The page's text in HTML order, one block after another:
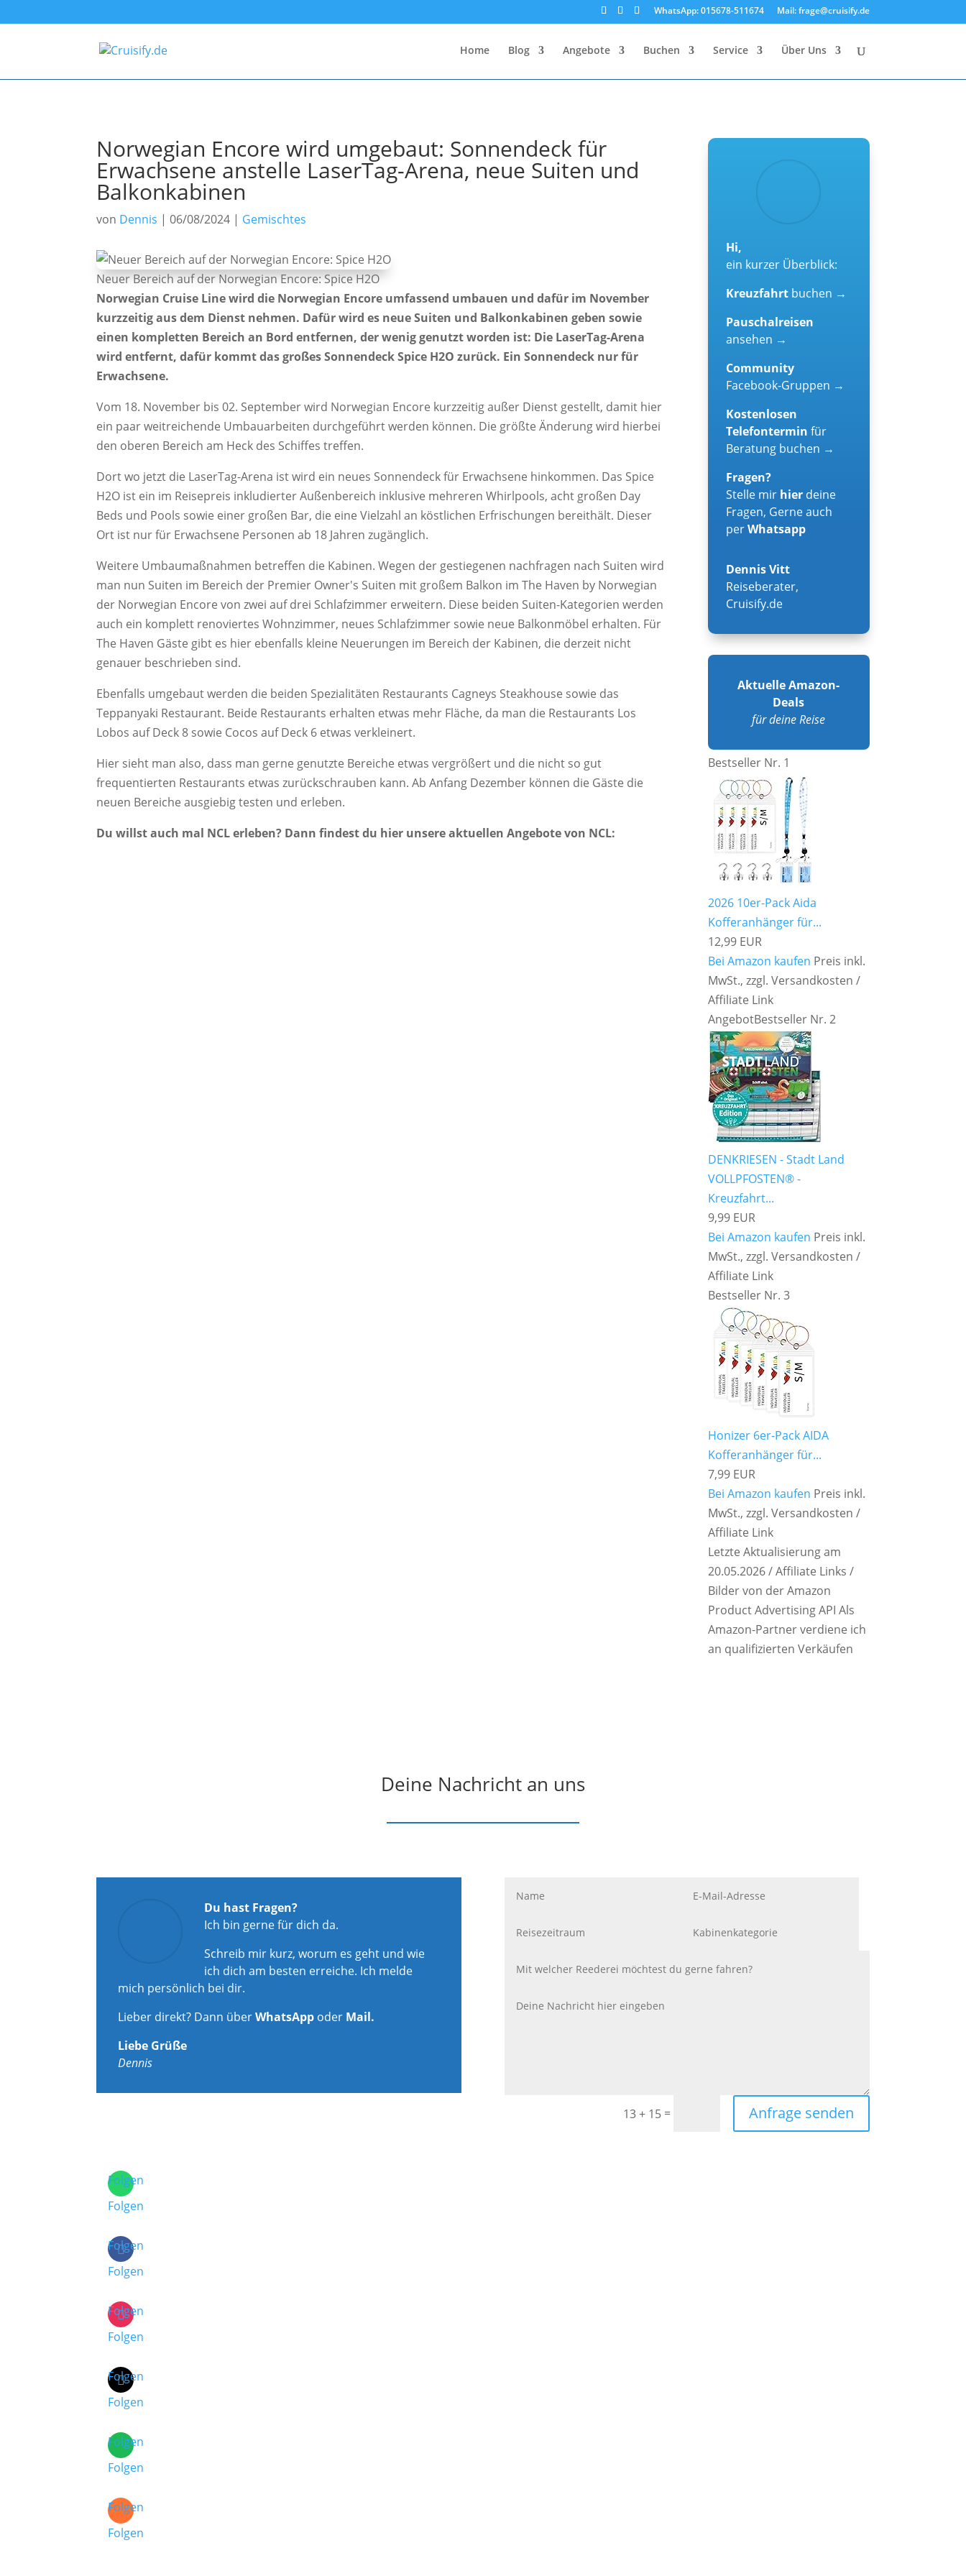
WhatsApp: 015678-511674 Mail: frage@cruisify.de
Home Blog Angebote Buchen Service Über Uns
Norwegian Encore wird umgebaut: Sonnendeck für
Erwachsene anstelle LaserTag-Arena, neue Suiten und
Balkonkabinen
von Dennis |06/08/2024 | Gemischtes
Neuer Bereich auf der Norwegian Encore: Spice H2O
Norwegian Cruise Line wird die Norwegian Encore umfassend umbauen und dafür im November
kurzzeitig aus dem Dienst nehmen. Dafür wird es neue Suiten und Balkonkabinen geben sowie
einen kompletten Bereich an Bord entfernen, der wenig genutzt worden ist: Die LaserTag-Arena
wird entfernt, dafür kommt das großes Sonnendeck Spice H2O zurück. Ein Sonnendeck nur für
Erwachsene.
Vom 18. November bis 02. September wird Norwegian Encore kurzzeitig außer Dienst gestellt, damit hier
ein paar weitreichende Umbauarbeiten durchgeführt werden können. Die größte Änderung wird hierbei
den oberen Bereich am Heck des Schiffes treffen.
Dort wo jetzt die LaserTag-Arena ist wird ein neues Sonnendeck für Erwachsene hinkommen. Das Spice
H2O ist ein im Reisepreis inkludierter Außenbereich inklusive mehreren Whirlpools, acht großen Day
Beds und Pools sowie einer großen Bar, die eine Vielzahl an köstlichen Erfrischungen bereithält. Dieser
Ort ist nur für Erwachsene Personen ab 18 Jahren zugänglich.
Weitere Umbaumaßnahmen betreffen die Kabinen. Wegen der gestiegenen nachfragen nach Suiten wird
man nun Suiten im Bereich der Premier Owner's Suiten mit großem Balkon im The Haven by Norwegian
der Norwegian Encore von zwei auf drei Schlafzimmer erweitern. Diese beiden Suiten-Kategorien werden
auch ein komplett renoviertes Wohnzimmer, neues Schlafzimmer sowie neue Balkonmöbel erhalten. Für
The Haven Gäste gibt es hier ebenfalls kleine Neuerungen im Bereich der Kabinen, die derzeit nicht
genauer beschrieben sind.
Ebenfalls umgebaut werden die beiden Spezialitäten Restaurants Cagneys Steakhouse sowie das
Teppanyaki Restaurant. Beide Restaurants erhalten etwas mehr Fläche, da man die Restaurants Los
Lobos auf Deck 8 sowie Cocos auf Deck 6 etwas verkleinert.
Hier sieht man also, dass man gerne genutzte Bereiche etwas vergrößert und die nicht so gut
frequentierten Restaurants etwas zurückschrauben kann. Ab Anfang Dezember können die Gäste die
neuen Bereiche ausgiebig testen und erleben.
Du willst auch mal NCL erleben? Dann findest du hier unsere aktuellen Angebote von NCL:
Hi,
ein kurzer Überblick:
Kreuzfahrt buchen →
Pauschalreisen
ansehen →
Community
Facebook-Gruppen →
Kostenlosen
Telefonterminfür
Beratung buchen →
Fragen?
Stelle mir hier deine
Fragen, Gerne auch
perWhatsapp
Dennis Vitt
Reiseberater,
Cruisify.de
Aktuelle Amazon-
Deals
für deine Reise
Bestseller Nr. 1
2026 10er-Pack Aida
Kofferanhänger für...
12,99 EUR
Bei Amazon kaufen Preis inkl.
MwSt., zzgl. Versandkosten /
Affiliate Link
AngebotBestseller Nr. 2
DENKRIESEN - Stadt Land
VOLLPFOSTEN® -
Kreuzfahrt...
9,99 EUR
Bei Amazon kaufen Preis inkl.
MwSt., zzgl. Versandkosten /
Affiliate Link
Bestseller Nr. 3
Honizer 6er-Pack AIDA
Kofferanhänger für...
7,99 EUR
Bei Amazon kaufen Preis inkl.
MwSt., zzgl. Versandkosten /
Affiliate Link
Letzte Aktualisierung am
20.05.2026 / Affiliate Links /
Bilder von der Amazon
Product Advertising API Als
Amazon-Partner verdiene ich
an qualifizierten Verkäufen
Deine Nachricht an uns
Du hast Fragen?
Ich bin gerne für dich da.
Schreib mir kurz, worum es geht und wie
ich dich am besten erreiche. Ich melde
mich persönlich bei dir.
Lieber direkt? Dann überWhatsApp oder Mail.
Liebe Grüße
Dennis
13 + 15= Anfrage senden
Folgen
Folgen
Folgen
Folgen
Folgen
Folgen
Folgen
Folgen
Folgen
Folgen
Folgen
Folgen